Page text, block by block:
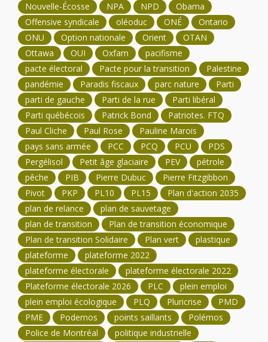
Nouvelle-Écosse
NPA NPD
Obama
Offensive syndicale
oléoduc ONÉ
Ontario
ONU
Option nationale Orient
OTAN
Ottawa
OUI Oxfam
pacifisme
pacte électoral
Pacte pour la transition
Palestine
pandémie
Paradis fiscaux parc nature
Parti
parti de gauche
Parti de la rue
Parti libéral
Parti québécois
Patrick Bond
Patriotes. FTQ
Paul Cliche
Paul Rose
Pauline Marois
pays sans armée
PCC PCQ PCU
PDS
Pergélisol
Petit âge glaciaire PEV
pétrole
pêche
PIB Pierre Dubuc
Pierre Fitzgibbon
Pivot
PKP PL10 PL15
Plan d'action 2035
plan de relance
plan de sauvetage
plan de transition
Plan de transition économique
Plan de transition Solidaire
Plan vert
plastique
plateforme
plateforme 2022
plateforme électorale
plateforme électorale 2022
Plateforme électorale 2026
PLC
plein emploi
plein emploi écologique
PLQ Pluricrise
PMD
PME
Podemos points saillants
Polémos
Police de Montréal
politique industrielle